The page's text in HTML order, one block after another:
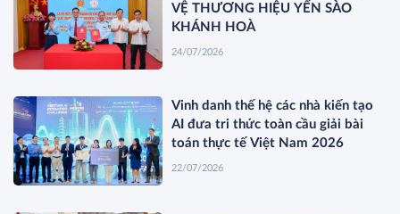
VỆ THƯƠNG HIỆU YẾN SÀO
KHÁNH HOÀ
24/07/2026
Vinh danh thế hệ các nhà kiến tạo
AI đưa tri thức toàn cầu giải bài
toán thực tế Việt Nam 2026
22/07/2026